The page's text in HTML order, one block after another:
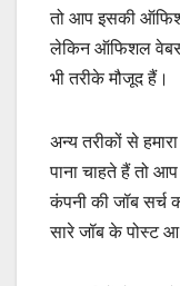
तो आप इसकी
लेकिन ऑफिशल
भी तरीके मौजूद हैं।
अन्य तरीकों से
पाना चाहते हैं तो
कंपनी की जॉब
सारे जॉब के पोस्ट आ